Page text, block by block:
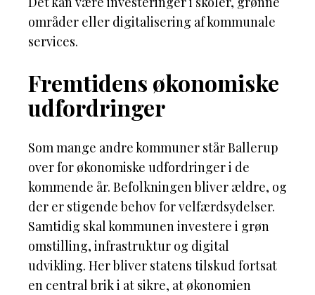
områder eller digitalisering af kommunale
services.
Fremtidens økonomiske
udfordringer
Som mange andre kommuner står Ballerup
over for økonomiske udfordringer i de
kommende år. Befolkningen bliver ældre, og
der er stigende behov for velfærdsydelser.
Samtidig skal kommunen investere i grøn
omstilling, infrastruktur og digital
udvikling. Her bliver statens tilskud fortsat
en central brik i at sikre, at økonomien